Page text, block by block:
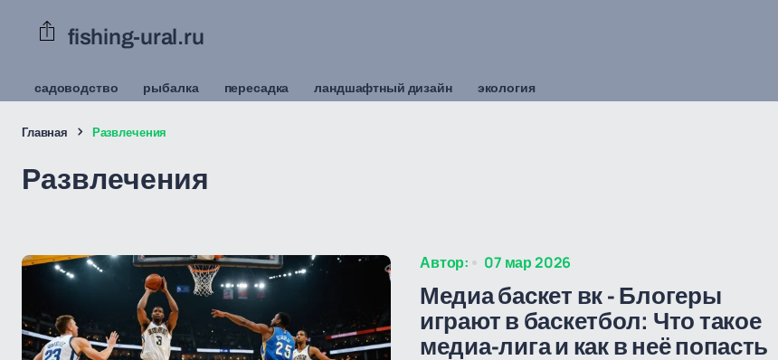
fishing-ural.ru
садоводство рыбалка пересадка ландшафтный дизайн экология
Главная Развлечения
Развлечения
Автор: 07 мар 2026
Медиа баскет вк - Блогеры
играют в баскетбол: Что такое
медиа-лига и как в неё попасть